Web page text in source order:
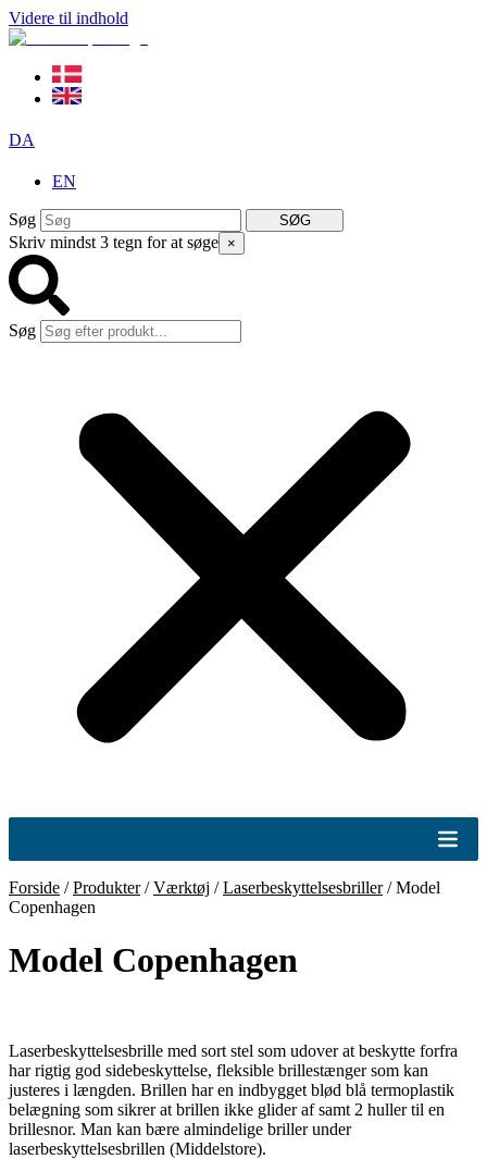
Videre til indhold
DA
EN
Søg SØG
Skriv mindst 3 tegn for at søge ×
Søg
Forside /Produkter/Værktøj /Laserbeskyttelsesbriller/Model
Copenhagen
Model Copenhagen
Laserbeskyttelsesbrille med sort stel som udover at beskytte forfra
har rigtig god sidebeskyttelse, fleksible brillestænger som kan
justeres i længden. Brillen har en indbygget blød blå termoplastik
belægning som sikrer at brillen ikke glider af samt 2 huller til en
brillesnor. Man kan bære almindelige briller under
laserbeskyttelsesbrillen (Middelstore).